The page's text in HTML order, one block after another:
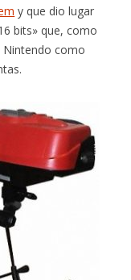
y que dio lugar
bits» que, como
Nintendo como